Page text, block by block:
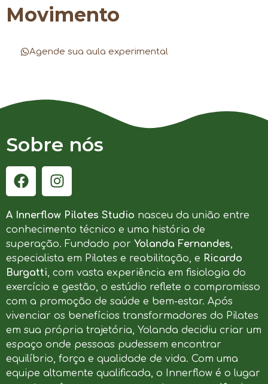
Movimento
Agende sua aula experimental
Sobre nós
A Innerflow Pilates Studio nasceu da união entre
conhecimento técnico e uma história de
superação. Fundado por Yolanda Fernandes,
especialista em Pilates e reabilitação, e Ricardo
Burgatti, com vasta experiência em fisiologia do
exercício e gestão, o estúdio reflete o compromisso
com a promoção de saúde e bem-estar. Após
vivenciar os benefícios transformadores do Pilates
em sua própria trajetória, Yolanda decidiu criar um
espaço onde pessoas pudessem encontrar
equilíbrio, força e qualidade de vida. Com uma
equipe altamente qualificada, o Innerflow é o lugar